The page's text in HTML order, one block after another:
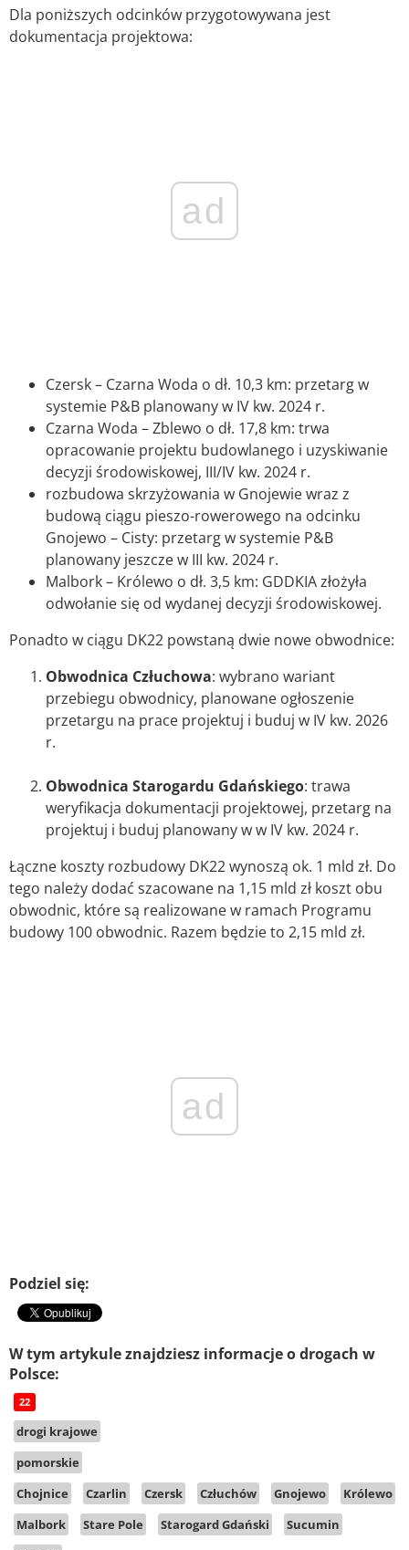
Dla poniższych odcinków przygotowywana jest
dokumentacja projektowa:
ad
Czersk – Czarna Woda o dł. 10,3 km: przetarg w
systemie P&B planowany w IV kw. 2024 r.
Czarna Woda – Zblewo o dł. 17,8 km: trwa
opracowanie projektu budowlanego i uzyskiwanie
decyzji środowiskowej, III/IV kw. 2024 r.
rozbudowa skrzyżowania w Gnojewie wraz z
budową ciągu pieszo-rowerowego na odcinku
Gnojewo – Cisty: przetarg w systemie P&B
planowany jeszcze w III kw. 2024 r.
Malbork – Królewo o dł. 3,5 km: GDDKIA złożyła
odwołanie się od wydanej decyzji środowiskowej.
Ponadto w ciągu DK22 powstaną dwie nowe obwodnice:
Obwodnica Człuchowa: wybrano wariant
przebiegu obwodnicy, planowane ogłoszenie
przetargu na prace projektuj i buduj w IV kw. 2026
r.
Obwodnica Starogardu Gdańskiego: trawa
weryfikacja dokumentacji projektowej, przetarg na
projektuj i buduj planowany w w IV kw. 2024 r.
Łączne koszty rozbudowy DK22 wynoszą ok. 1 mld zł. Do
tego należy dodać szacowane na 1,15 mld zł koszt obu
obwodnic, które są realizowane w ramach Programu
budowy 100 obwodnic. Razem będzie to 2,15 mld zł.
ad
Podziel się:
W tym artykule znajdziesz informacje o drogach w
Polsce:
22
drogi krajowe
pomorskie
Chojnice
Czarlin Czersk Człuchów Gnojewo
Królewo
Malbork
Stare Pole Starogard Gdański
Sucumin